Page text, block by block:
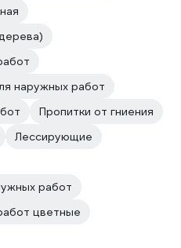
наружных работ
Пропитки от гниения
Лессирующие
работ
цветные